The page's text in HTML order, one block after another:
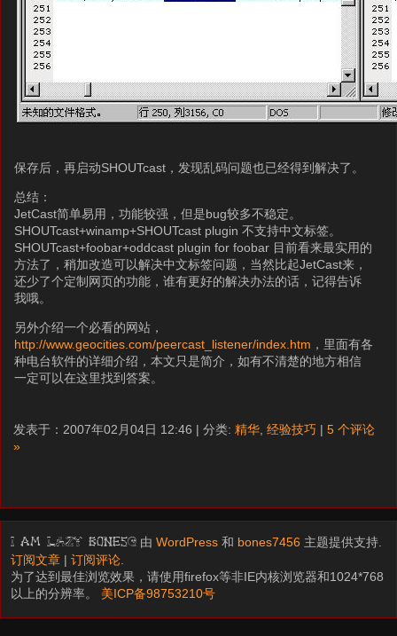
保存后，再启动SHOUTcast，发现乱码问题也已经得到解决了。
总结：
JetCast简单易用，功能较强，但是bug较多不稳定。
SHOUTcast+winamp+SHOUTcast plugin 不支持中文标签。
SHOUTcast+foobar+oddcast plugin for foobar 目前看来最实用的
方法了，稍加改造可以解决中文标签问题，当然比起JetCast来，
还少了个定制网页的功能，谁有更好的解决办法的话，记得告诉
我哦。
另外介绍一个必看的网站，
http://www.geocities.com/peercast_listener/index.htm ，里面有各
种电台软件的详细介绍，本文只是简介，如有不清楚的地方相信
一定可以在这里找到答案。
发表于：2007年02月04日 12:46 | 分类: 精华 经验技巧 | 5 个评论
»
I am LAZY bones? 由WordPress 和 bones7456 主题提供支持.
订阅文章 |订阅评论
为了达到最佳浏览效果，请使用firefox等非IE内核浏览器和1024*768
以上的分辨率。 美ICP备98753210号